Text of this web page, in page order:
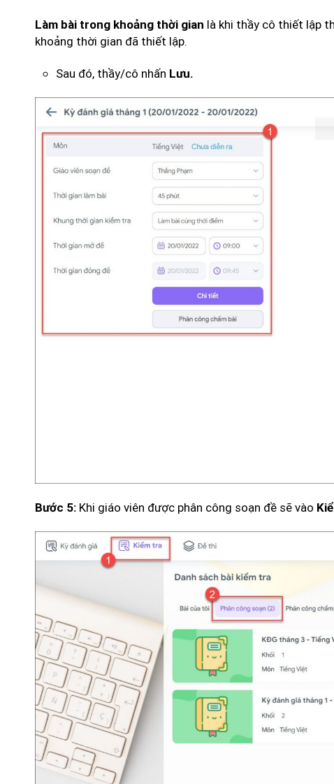
Làm bài trong khoảng thời gian là khi thầy cô thiết lập
khoảng thời gian đã thiết lập.
Sau đó, thầy/cô nhấn Lưu.
Bước 5: Khi giáo viên được phân công soạn đề sẽ vào